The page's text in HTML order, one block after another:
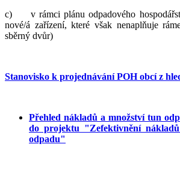
c) v rámci plánu odpadového
nové/á zařízení, které však nenaplňuje
sběrný dvůr)
Stanovisko k projednávání POH obcí z
Přehled nákladů a množství tun
do projektu "Zefektivnění
odpadu"